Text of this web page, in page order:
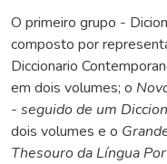
O primeiro grupo -
composto por
Diccionario
em dois volumes; o
- seguido de um
dois volumes e o
Thesouro da Língua